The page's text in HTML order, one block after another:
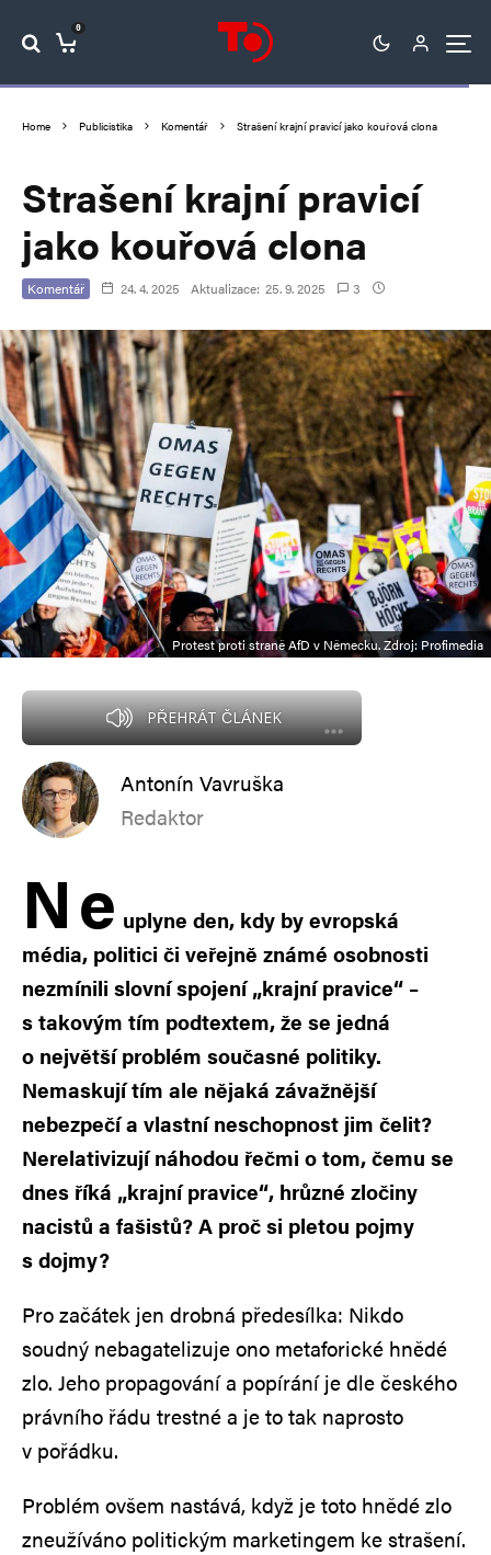
0
Home Publicistika Komentář Strašení krajní pravicí jako kouřová clona
Strašení krajní pravicí
jako kouřová clona
Komentář 24. 4. 2025 Aktualizace: 25. 9. 2025 3
Protest proti straně AfD v Německu. Zdroj: Profimedia
PŘEHRÁT ČLÁNEK
Antonín Vavruška
Redaktor
Ne uplyne den, kdy by evropská
média, politici či veřejně známé osobnosti
nezmínili slovní spojení „krajní pravice“ –
s takovým tím podtextem, že se jedná
o největší problém současné politiky.
Nemaskují tím ale nějaká závažnější
nebezpečí a vlastní neschopnost jim čelit?
Nerelativizují náhodou řečmi o tom, čemu se
dnes říká „krajní pravice“, hrůzné zločiny
nacistů a fašistů? A proč si pletou pojmy
s dojmy?
Pro začátek jen drobná předesílka: Nikdo
soudný nebagatelizuje ono metaforické hnědé
zlo. Jeho propagování a popírání je dle českého
právního řádu trestné a je to tak naprosto
v pořádku.
Problém ovšem nastává, když je toto hnědé zlo
zneužíváno politickým marketingem ke strašení.